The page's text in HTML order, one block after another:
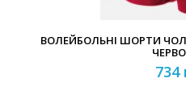
ВОЛЕЙБОЛЬНІ ШОРТИ
734